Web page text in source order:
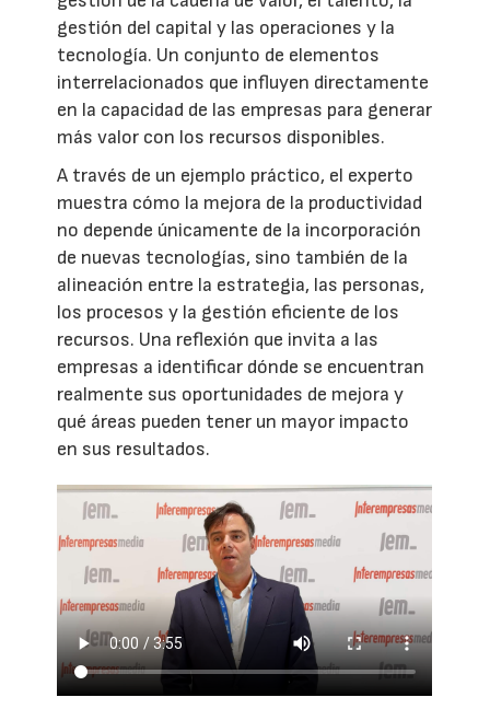
gestión del capital y las operaciones y la
tecnología. Un conjunto de elementos
interrelacionados que influyen directamente
en la capacidad de las empresas para generar
más valor con los recursos disponibles.
A través de un ejemplo práctico, el experto
muestra cómo la mejora de la productividad
no depende únicamente de la incorporación
de nuevas tecnologías, sino también de la
alineación entre la estrategia, las personas,
los procesos y la gestión eficiente de los
recursos. Una reflexión que invita a las
empresas a identificar dónde se encuentran
realmente sus oportunidades de mejora y
qué áreas pueden tener un mayor impacto
en sus resultados.